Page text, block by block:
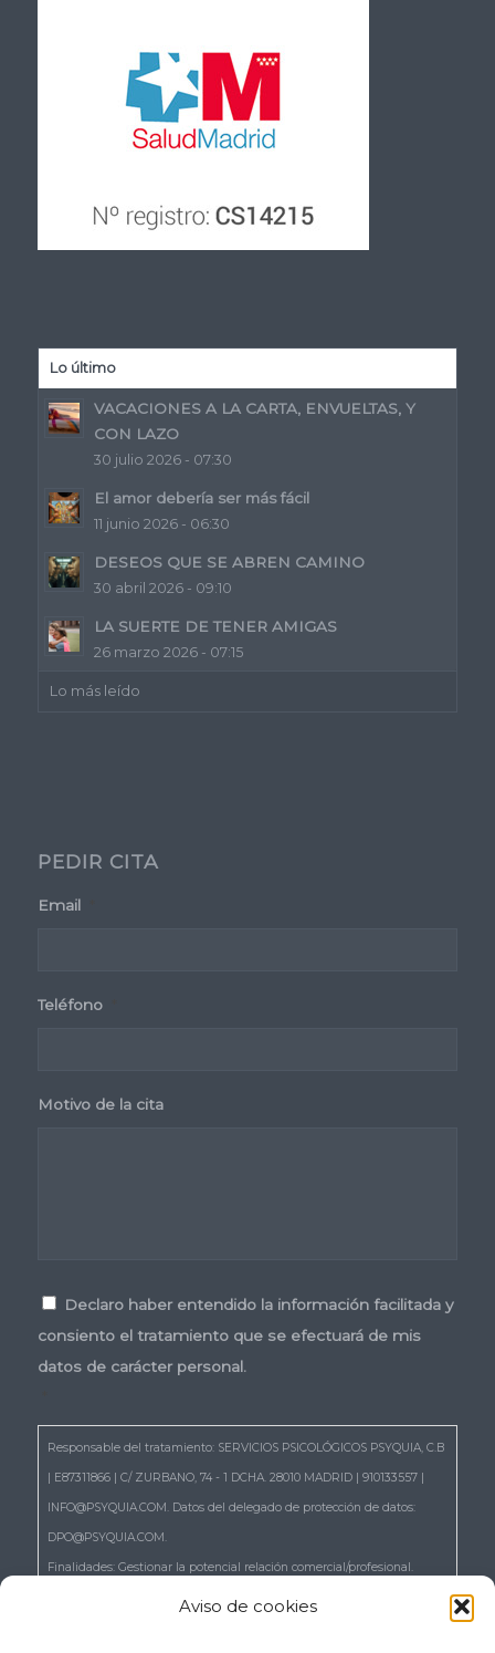
Aviso de cookies
Lo último
VACACIONES A LA CARTA, ENVUELTAS, Y
CON LAZO
30 julio 2026 - 07:30
El amor debería ser más fácil
11 junio 2026 - 06:30
DESEOS QUE SE ABREN CAMINO
30 abril 2026 - 09:10
LA SUERTE DE TENER AMIGAS
26 marzo 2026 - 07:15
Lo más leído
PEDIR CITA
Email
Teléfono
Motivo de la cita
Declaro haber entendido la información facilitada y
consiento el tratamiento que se efectuará de mis
datos de carácter personal.
Responsable del tratamiento: SERVICIOS PSICOLÓGICOS PSYQUIA, C.B
| E87311866 | C/ ZURBANO, 74 - 1 DCHA. 28010 MADRID | 910133557 |
INFO@PSYQUIA.COM. Datos del delegado de protección de datos:
DPO@PSYQUIA.COM.
Finalidades: Gestionar la potencial relación comercial/profesional.
Atender las consultas y remitir la información que nos solicita.